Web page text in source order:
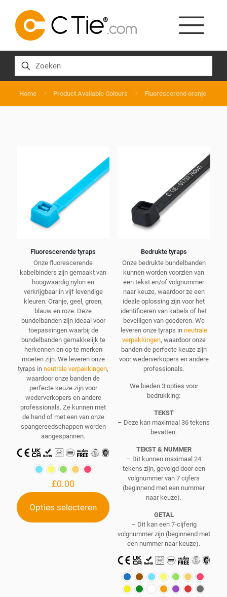
Home Product Available Colours Fluorescerend oranje
Fluorescerende tyraps
Onze fluorescerende
kabelbinders zijn gemaakt van
hoogwaardig nylon en
verkrijgbaar in vijf levendige
kleuren: Oranje, geel, groen,
blauw en roze. Deze
bundelbanden zijn ideaal voor
toepassingen waarbij de
bundelbanden gemakkelijk te
herkennen en op te merken
moeten zijn. We leveren onze
tyraps inneutrale verpakkingen,
waardoor onze banden de
perfecte keuze zijn voor
wederverkopers en andere
professionals. Ze kunnen met
de hand of met een van onze
spangereedschappen worden
aangespannen.
£0.00
Opties selecteren
Dit
product
Bedrukte tyraps
Onze bedrukte bundelbanden
kunnen worden voorzien van
een tekst en/of volgnummer
naar keuze, waardoor ze een
ideale oplossing zijn voor het
identificeren van kabels of het
beveiligen van goederen. We
leveren onze tyraps in neutrale
verpakkingen, waardoor onze
banden de perfecte keuze zijn
voor wederverkopers en andere
professionals.
We bieden 3 opties voor
bedrukking:
TEKST
– Deze kan maximaal 36 tekens
bevatten.
TEKST & NUMMER
– Dit kunnen maximaal 24
tekens zijn, gevolgd door een
volgnummer van 7 cijfers
(beginnend met een nummer
naar keuze).
GETAL
– Dit kan een 7-cijferig
volgnummer zijn (beginnend met
een nummer naar keuze).